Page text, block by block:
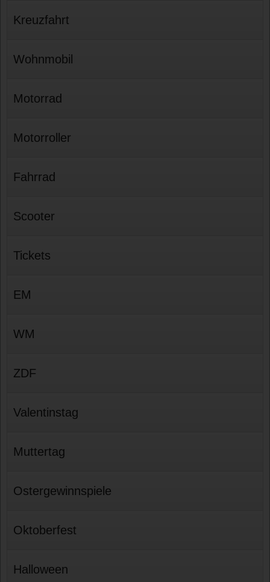
Kreuzfahrt
Wohnmobil
Motorrad
Motorroller
Fahrrad
Scooter
Tickets
EM
WM
ZDF
Valentinstag
Muttertag
Ostergewinnspiele
Oktoberfest
Halloween